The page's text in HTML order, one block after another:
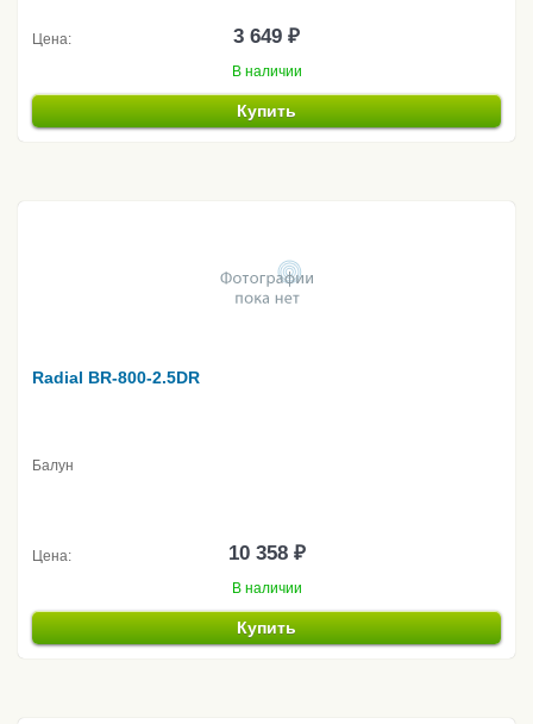
Цена: 3 649 ₽
В наличии
Купить
Radial BR-800-2.5DR
Балун
Цена: 10 358 ₽
В наличии
Купить